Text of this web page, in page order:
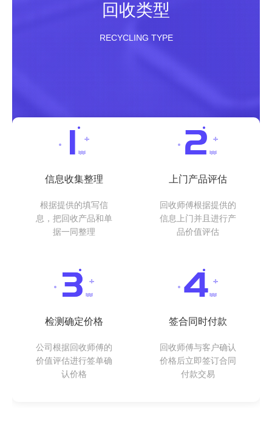
回收类型
RECYCLING TYPE
信息收集整理
根据提供的填写信
息，把回收产品和单
据一同整理
上门产品评估
回收师傅根据提供的
信息上门并且进行产
品价值评估
检测确定价格
公司根据回收师傅的
价值评估进行签单确
认价格
签合同时付款
回收师傅与客户确认
价格后立即签订合同
付款交易